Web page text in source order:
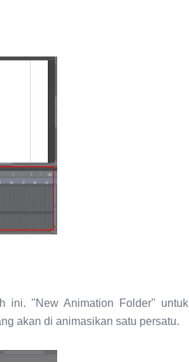
ini. "New Animation Folder" untuk
akan di animasikan satu persatu.